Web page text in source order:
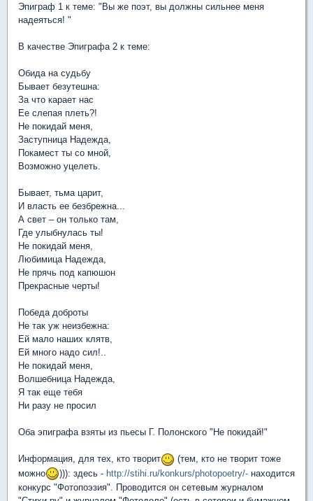
Эпиграф 1 к теме: "Вы же поэт, вы должны сильнее меня
надеяться! "
В качестве Эпиграфа 2 к теме:
Обида на судьбу
Бывает безутешна:
За что карает нас
Ее слепая плеть?!
Не покидай меня,
Заступница Надежда,
Покамест ты со мной,
Возможно уцелеть.
Бывает, тьма царит,
И власть ее безбрежна...
А свет – он только там,
Где улыбнулась ты!
Не покидай меня,
Любимица Надежда,
Не прячь под капюшон
Прекрасные черты!
Победа доброты
Не так уж неизбежна:
Ей мало наших клятв,
Ей много надо сил!..
Не покидай меня,
Волшебница Надежда,
Я так еще тебя
Ни разу не просил
Оба эпиграфа взяты из пьесы Г. Полонского "Не покидай!"
Информация, для тех, кто творит
(тем, кто не творит тоже
можно
))): здесь - http://stihi.ru/konkurs/photopoetry/- находится
конкурс "Фотопоэзия". Проводится он сетевым журналом